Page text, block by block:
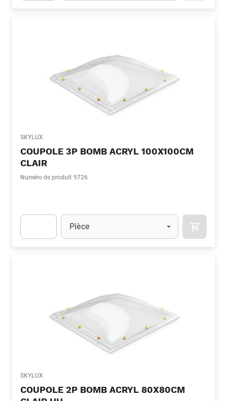
SKYLUX
COUPOLE 3P BOMB ACRYL 100X100CM
CLAIR
Numéro de produit 9726
Unité
Pièce
SKYLUX
COUPOLE 2P BOMB ACRYL 80X80CM